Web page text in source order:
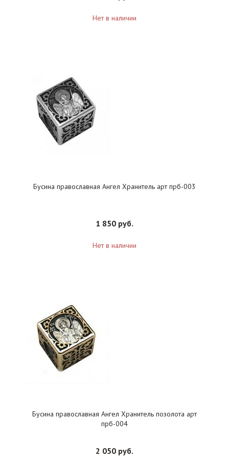
Нет в наличии
Бусина православная Ангел Хранитель арт прб-003
1 850 руб.
Нет в наличии
Бусина православная Ангел Хранитель позолота арт
прб-004
2 050 руб.